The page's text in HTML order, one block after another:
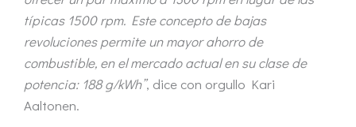
típicas 1500 rpm. Este concepto de bajas
revoluciones permite un mayor ahorro de
combustible, en el mercado actual en su clase de
potencia: 188 g/kWh”, dice con orgullo Kari
Aaltonen.